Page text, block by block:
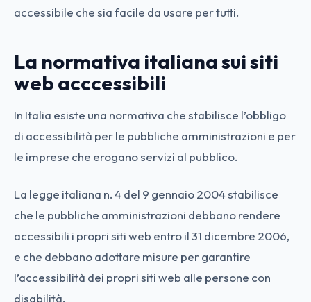
accessibile che sia facile da usare per tutti.
La normativa italiana sui siti
web acccessibili
In Italia esiste una normativa che stabilisce l’obbligo
di accessibilità per le pubbliche amministrazioni e per
le imprese che erogano servizi al pubblico.
La legge italiana n. 4 del 9 gennaio 2004 stabilisce
che le pubbliche amministrazioni debbano rendere
accessibili i propri siti web entro il 31 dicembre 2006,
e che debbano adottare misure per garantire
l’accessibilità dei propri siti web alle persone con
disabilità.